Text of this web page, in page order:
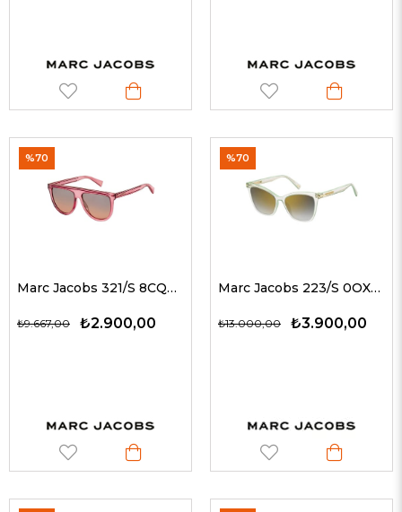
Marc Jacobs 321/S 8CQN4 57 G Kadın Güneş Gözlükleri
₺2.900,00
₺9.667,00
%70
Marc Jacobs 223/S 0OXFQ 54 G Kadın Güneş Gözlükleri
₺3.900,00
₺13.000,00
%70